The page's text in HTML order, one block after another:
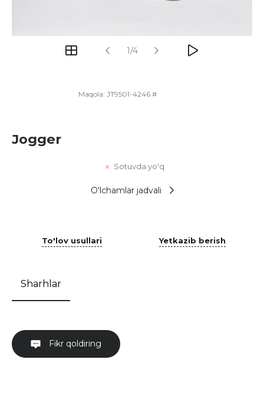
1/4
Maqola: JT9501-4246 #
Jogger
Sotuvda yo'q
O'lchamlar jadvali
To'lov usullari Yetkazib berish
Sharhlar
Fikr qoldiring